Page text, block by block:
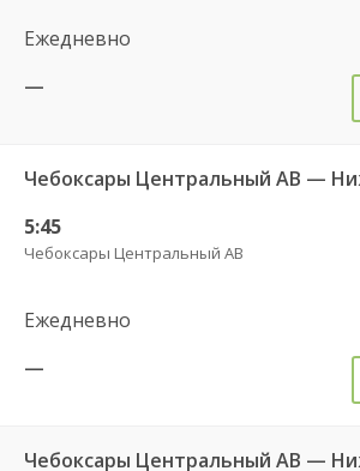
Ежедневно
—
5:45
Чебоксары Центральный АВ
Ежедневно
—